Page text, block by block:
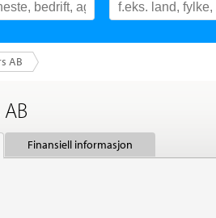
AB
Finansiell informasjon